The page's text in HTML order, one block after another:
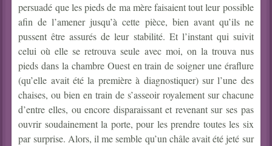
persuadé que les pieds de ma mère faisaient tout leur possible
afin de l’amener jusqu’à cette pièce, bien avant qu’ils ne
pussent être assurés de leur stabilité. Et l’instant qui suivit
celui où elle se retrouva seule avec moi, on la trouva nus
pieds dans la chambre Ouest en train de soigner une éraflure
(qu’elle avait été la première à diagnostiquer) sur l’une des
chaises, ou bien en train de s’asseoir royalement sur chacune
d’entre elles, ou encore disparaissant et revenant sur ses pas
ouvrir soudainement la porte, pour les prendre toutes les six
par surprise. Alors, il me semble qu’un châle avait été jeté sur